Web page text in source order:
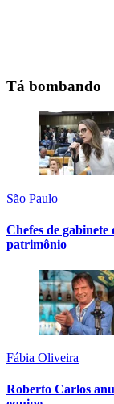
Tá bombando
São Paulo
Chefes de gabinete
patrimônio
Fábia Oliveira
Roberto Carlos